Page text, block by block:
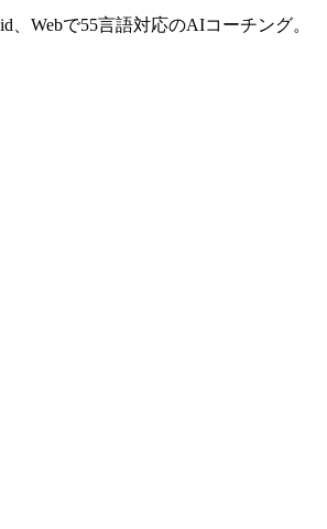
、Webで55言語対応のAIコーチング。